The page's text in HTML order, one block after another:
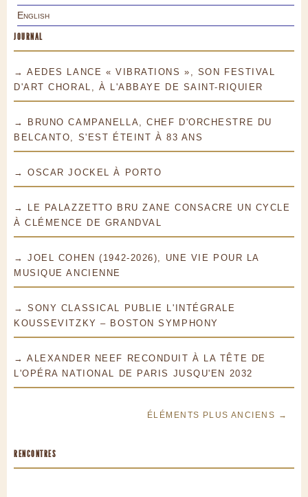
English
JOURNAL
→ AEDES LANCE « VIBRATIONS », SON FESTIVAL
D'ART CHORAL, À L'ABBAYE DE SAINT-RIQUIER
→ BRUNO CAMPANELLA, CHEF D'ORCHESTRE DU
BELCANTO, S'EST ÉTEINT À 83 ANS
→ OSCAR JOCKEL À PORTO
→ LE PALAZZETTO BRU ZANE CONSACRE UN CYCLE
À CLÉMENCE DE GRANDVAL
→ JOEL COHEN (1942-2026), UNE VIE POUR LA
MUSIQUE ANCIENNE
→ SONY CLASSICAL PUBLIE L'INTÉGRALE
KOUSSEVITZKY – BOSTON SYMPHONY
→ ALEXANDER NEEF RECONDUIT À LA TÊTE DE
L'OPÉRA NATIONAL DE PARIS JUSQU'EN 2032
ÉLÉMENTS PLUS ANCIENS →
RENCONTRES